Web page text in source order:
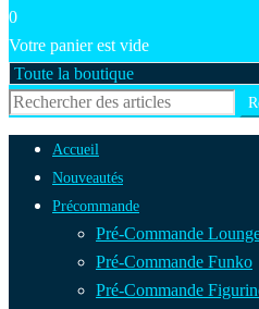
0
Votre panier est vide
Accueil
Nouveautés
Précommande
Pré-Commande
Pré-Commande Funko
Pré-Commande